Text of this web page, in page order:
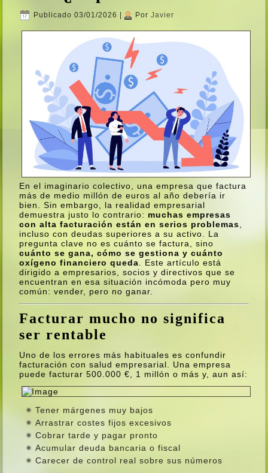
Publicado 03/01/2026 | Por Javier
En el imaginario colectivo, una empresa que factura
más de medio millón de euros al año debería ir
bien. Sin embargo, la realidad empresarial
demuestra justo lo contrario: muchas empresas
con alta facturación están en serios problemas,
incluso con deudas superiores a su activo. La
pregunta clave no es cuánto se factura, sino
cuánto se gana, cómo se gestiona y cuánto
oxígeno financiero queda. Este artículo está
dirigido a empresarios, socios y directivos que se
encuentran en esa situación incómoda pero muy
común: vender, pero no ganar.
Facturar mucho no significa
ser rentable
Uno de los errores más habituales es confundir
facturación con salud empresarial. Una empresa
puede facturar 500.000 €, 1 millón o más y, aun así:
Tener márgenes muy bajos
Arrastrar costes fijos excesivos
Cobrar tarde y pagar pronto
Acumular deuda bancaria o fiscal
Carecer de control real sobre sus números